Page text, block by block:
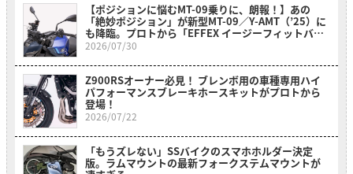
【ポジションに悩むMT-09乗りに、朗報！】あの
「絶妙ポジション」が新型MT-09／Y-AMT（’25）に
も降臨。プロトから「EFFEX イージーフィットバー
プラス」が新登場
2026/07/30
Z900RSオーナー必見！ ブレンボ用の車種専用ハイ
パフォーマンスブレーキホースキットがプロトから
登場！
2026/07/22
「もうズレない」SSバイクのスマホホルダー決定
版。ラムマウントの最新フォークステムマウントが